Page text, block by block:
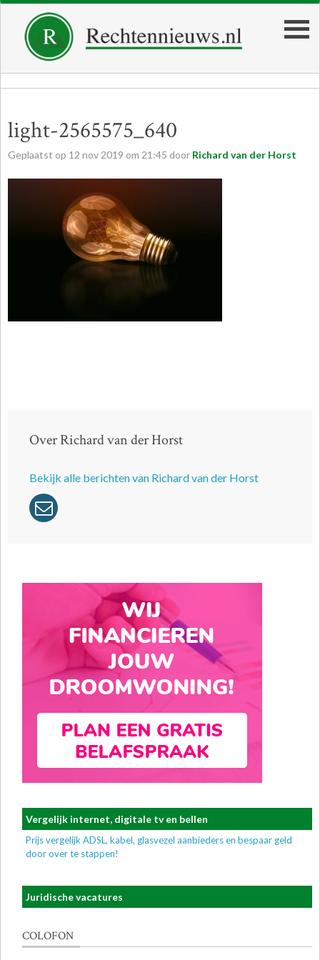
light-2565575_640
Geplaatst op 12 nov 2019 om 21:45 door Richard van der Horst
Over Richard van der Horst
Bekijk alle berichten van Richard van der Horst
Vergelijk internet, digitale tv en bellen
Prijs vergelijk ADSL, kabel, glasvezel aanbieders en bespaar geld
door over te stappen!
Juridische vacatures
COLOFON